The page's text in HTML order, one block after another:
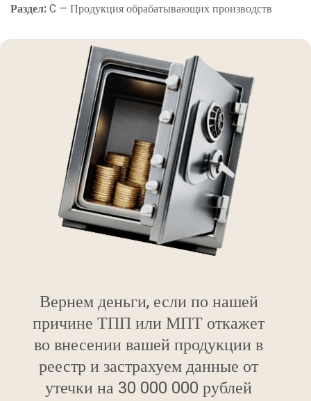
Раздел:C — Продукция обрабатывающих производств
Вернем деньги, если по нашей
причине ТПП или МПТ откажет
во внесении вашей продукции в
реестр и застрахуем данные от
утечки на 30 000 000 рублей